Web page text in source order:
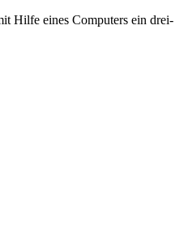
Hilfe eines Computers ein drei-